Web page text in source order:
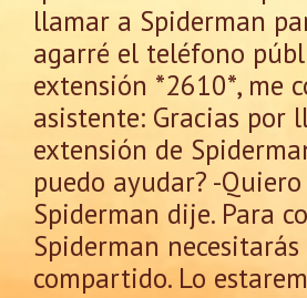
llamar a Spiderman
agarré el teléfono
extensión *2610*, me
asistente: Gracias por
extensión de
puedo ayudar? -
Spiderman dije. Para
Spiderman necesitarás
compartido. Lo